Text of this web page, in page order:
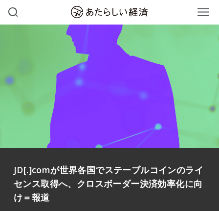
JD[.]comが世界各国でステーブルコインのライ
センス取得へ、クロスボーダー決済効率化に向
け＝報道